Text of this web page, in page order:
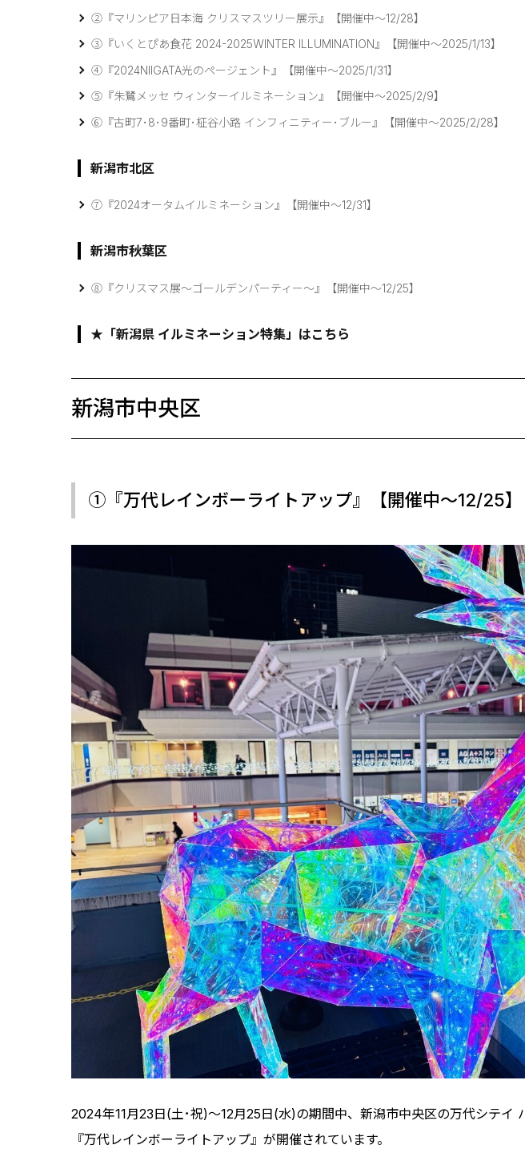
②『マリンピア日本海 クリスマスツリー展示』【開催中～12/28】
③『いくとぴあ食花 2024-2025WINTER ILLUMINATION』【開催中～2025/1/13】
④『2024NIIGATA光のページェント』【開催中～2025/1/31】
⑤『朱鷺メッセ ウィンターイルミネーション』【開催中～2025/2/9】
⑥『古町7･8･9番町･柾谷小路 インフィニティー･ブルー』【開催中～2025/2/28】
新潟市北区
⑦『2024オータムイルミネーション』【開催中～12/31】
新潟市秋葉区
⑧『クリスマス展～ゴールデンパーティー～』【開催中～12/25】
★「新潟県 イルミネーション特集」はこちら
新潟市中央区
①『万代レインボーライトアップ』【開催中～12/25】
2024年11月23日(土･祝)～12月25日(水)の期間中、新潟市中央区の万代シテイ
『万代レインボーライトアップ』が開催されています。